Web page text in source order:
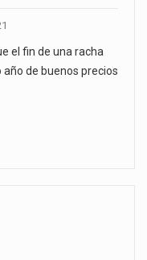
el fin de una racha
de buenos precios